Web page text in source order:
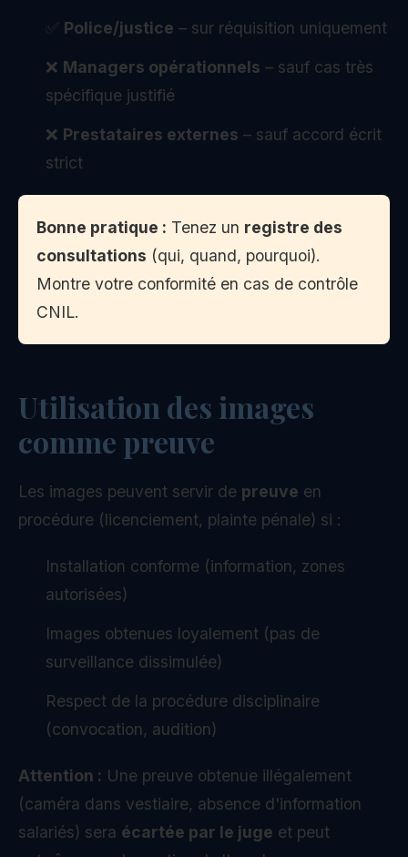
✅ Police/justice – sur réquisition uniquement
❌ Managers opérationnels – sauf cas très
spécifique justifié
❌ Prestataires externes – sauf accord écrit
strict
Bonne pratique : Tenez un registre des
consultations (qui, quand, pourquoi).
Montre votre conformité en cas de contrôle
CNIL.
Utilisation des images
comme preuve
Les images peuvent servir de preuve en
procédure (licenciement, plainte pénale) si :
Installation conforme (information, zones
autorisées)
Images obtenues loyalement (pas de
surveillance dissimulée)
Respect de la procédure disciplinaire
(convocation, audition)
Attention : Une preuve obtenue illégalement
(caméra dans vestiaire, absence d'information
salariés) sera écartée par le juge et peut